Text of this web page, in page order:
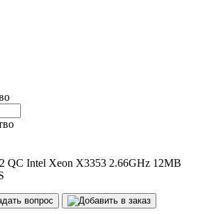
QC Intel Xeon X3353 2.66GHz 12MB